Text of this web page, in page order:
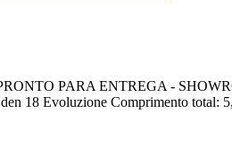
PARA ENTREGA -
18 Evoluzione Comprimento total: